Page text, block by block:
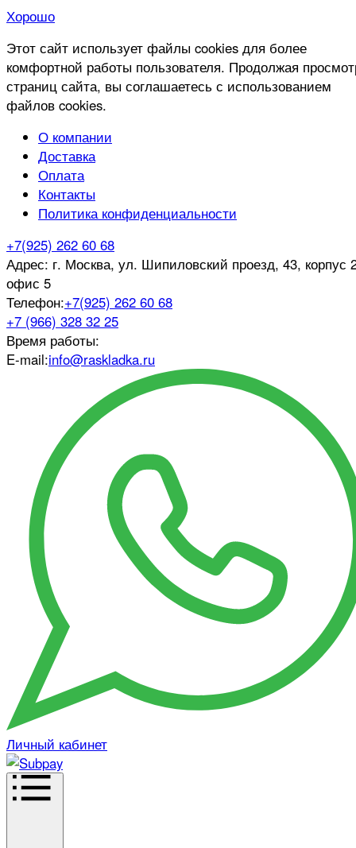
Хорошо
Этот сайт использует файлы cookies для более
комфортной работы пользователя. Продолжая
страниц сайта, вы соглашаетесь с использованием
файлов cookies.
О компании
Доставка
Оплата
Контакты
Политика конфиденциальности
+7(925) 262 60 68
Адрес: г. Москва, ул. Шипиловский проезд, 43, корпус
офис 5
Телефон:+7(925) 262 60 68
+7 (966) 328 32 25
Время работы:
E-mail:info@raskladka.ru
Личный кабинет